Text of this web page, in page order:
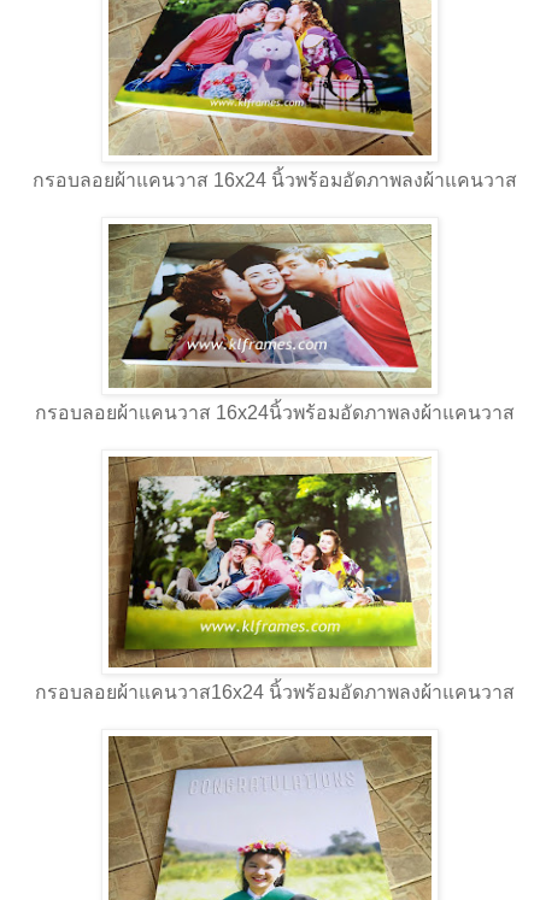
กรอบลอยผ้าแคนวาส 16x24 นิ้วพร้อมอัดภาพลงผ้าแคนวาส
กรอบลอยผ้าแคนวาส 16x24นิ้วพร้อมอัดภาพลงผ้าแคนวาส
กรอบลอยผ้าแคนวาส16x24 นิ้วพร้อมอัดภาพลงผ้าแคนวาส